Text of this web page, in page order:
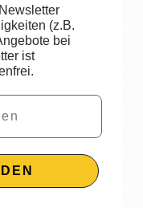
(z.B.
bei
ist